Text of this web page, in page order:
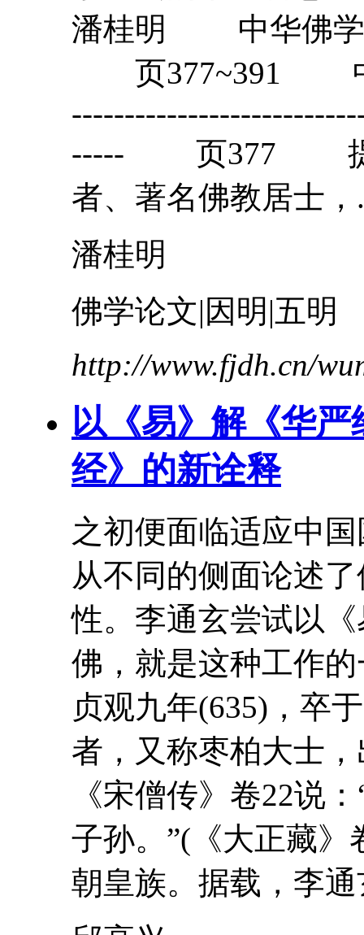
潘桂明 中华佛学
页377~391 中
----- 页377
者、著名佛教居士，
潘桂明
佛学论文|因明|五明
http://www.fjdh.cn/
以《易》解《华
经》的新诠释
之初便面临适应中
从不同的侧面论述
性。 李通玄尝试以
佛，就是这种工
贞观九年(635)，卒
者，又称枣柏大士
《宋僧传》卷22说
子孙。”(《大正藏》
朝皇族。据载， 李通